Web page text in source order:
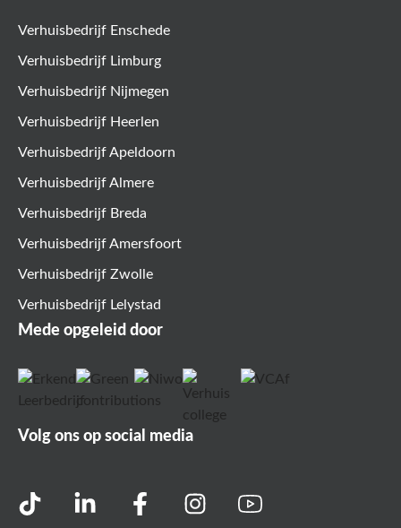
Verhuisbedrijf Enschede
Verhuisbedrijf Limburg
Verhuisbedrijf Nijmegen
Verhuisbedrijf Heerlen
Verhuisbedrijf Apeldoorn
Verhuisbedrijf Almere
Verhuisbedrijf Breda
Verhuisbedrijf Amersfoort
Verhuisbedrijf Zwolle
Verhuisbedrijf Lelystad
Mede opgeleid door
Volg ons op social media